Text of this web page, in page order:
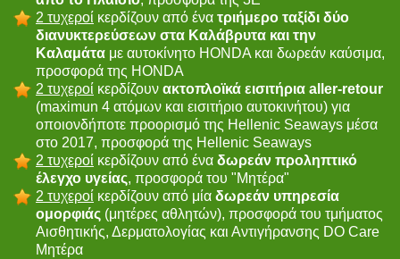
2 τυχεροί κερδίζουν από ένα τριήμερο ταξίδι δύο
διανυκτερεύσεων στα Καλάβρυτα και την
Καλαμάτα με αυτοκίνητο ΗONDA και δωρεάν καύσιμα,
προσφορά της HONDA
2 τυχεροί κερδίζουν ακτοπλοϊκά εισιτήρια aller-retour
(maximun 4 ατόμων και εισιτήριο αυτοκινήτου) για
οποιονδήποτε προορισμό της Hellenic Seaways μέσα
στο 2017, προσφορά της Hellenic Seaways
2 τυχεροί κερδίζουν από ένα δωρεάν προληπτικό
έλεγχο υγείας, προσφορά του "Μητέρα"
2 τυχεροί κερδίζουν από μία δωρεάν υπηρεσία
ομορφιάς (μητέρες αθλητών), προσφορά του τμήματος
Αισθητικής, Δερματολογίας και Αντιγήρανσης DO Care
Μητέρα